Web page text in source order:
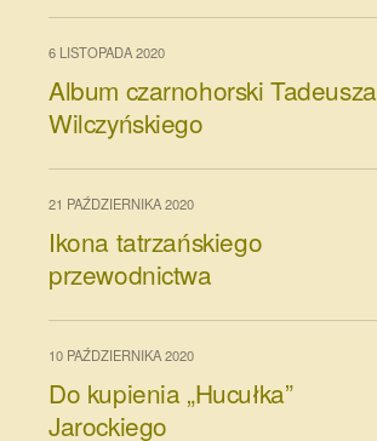
6 LISTOPADA 2020
Album czarnohorski Tadeusza
Wilczyńskiego
21 PAŹDZIERNIKA 2020
Ikona tatrzańskiego
przewodnictwa
10 PAŹDZIERNIKA 2020
Do kupienia „Hucułka”
Jarockiego